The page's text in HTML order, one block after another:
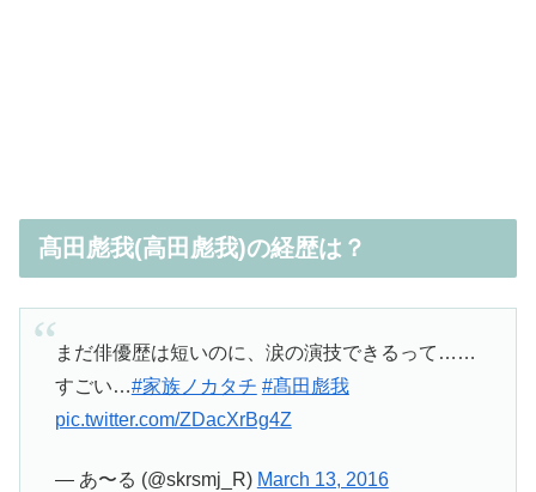
髙田彪我(高田彪我)の経歴は？
まだ俳優歴は短いのに、涙の演技できるって……
すごい…#家族ノカタチ #髙田彪我
pic.twitter.com/ZDacXrBg4Z
— あ〜る (@skrsmj_R) March 13, 2016